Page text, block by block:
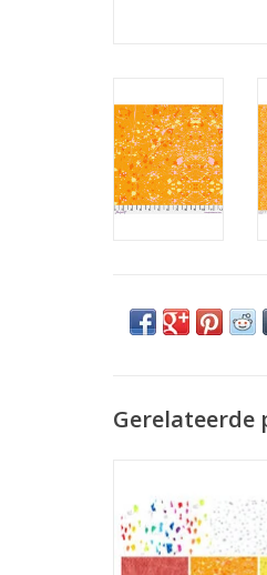
Gerelateerde
TOEVOEGEN